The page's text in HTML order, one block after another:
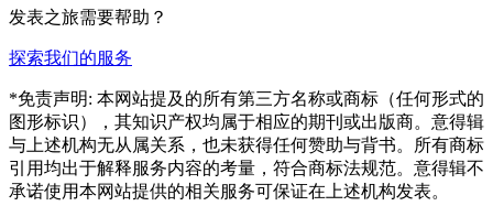
发表之旅需要帮助？
探索我们的服务
*免责声明: 本网站提及的所有第三方名称或商标（任何形式的
图形标识），其知识产权均属于相应的期刊或出版商。意得辑
与上述机构无从属关系，也未获得任何赞助与背书。所有商标
引用均出于解释服务内容的考量，符合商标法规范。意得辑不
承诺使用本网站提供的相关服务可保证在上述机构发表。